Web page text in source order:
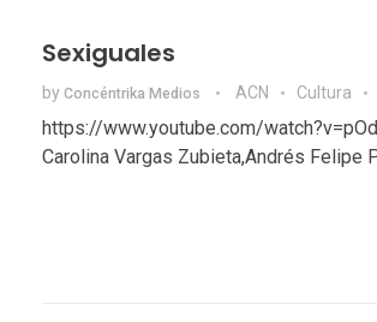
Sexiguales
by Concéntrika Medios ACN Cultura
https://www.youtube.com/
Carolina Vargas Zubieta,Andrés Felipe